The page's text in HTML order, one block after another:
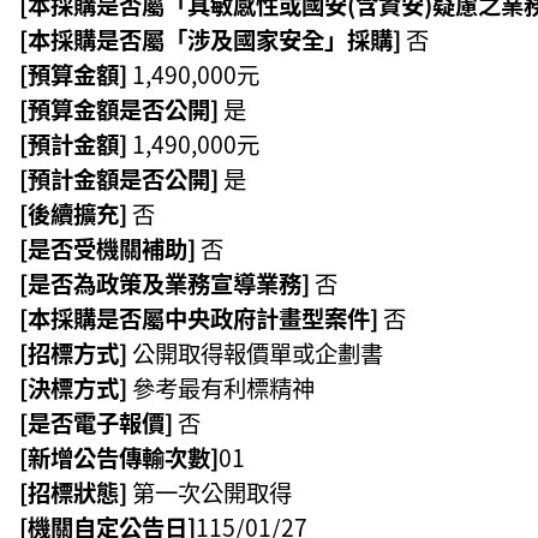
[本採購是否屬「涉及國家安全」採購] 否
[預算金額] 1,490,000元
[預算金額是否公開] 是
[預計金額] 1,490,000元
[預計金額是否公開] 是
[後續擴充] 否
[是否受機關補助] 否
[是否為政策及業務宣導業務] 否
[本採購是否屬中央政府計畫型案件] 否
[招標方式] 公開取得報價單或企劃書
[決標方式] 參考最有利標精神
[是否電子報價] 否
[新增公告傳輸次數]01
[招標狀態] 第一次公開取得
[機關自定公告日]115/01/27